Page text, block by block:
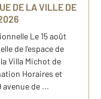
DE LA VILLE DE
Le 15 août
de l’espace de
Villa Michot de
Horaires et
avenue de ...